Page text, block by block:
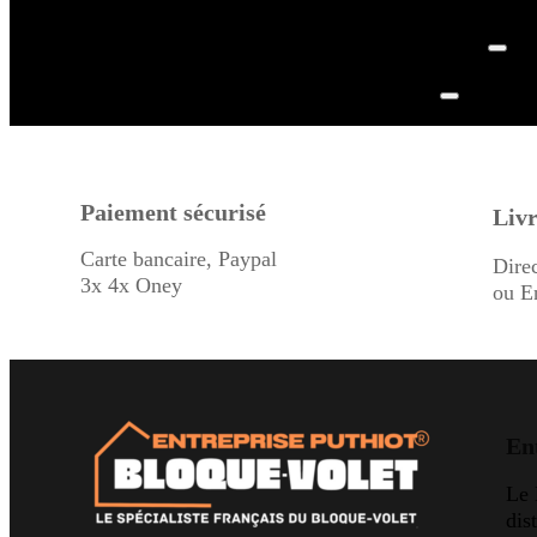
Paiement sécurisé
Carte bancaire, Paypal
3x 4x Oney
ou
Le